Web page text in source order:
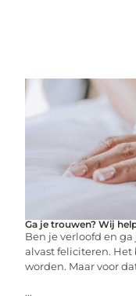
Ga je trouwen? Wij
Ben je verloofd en
alvast feliciteren.
worden. Maar voor
...